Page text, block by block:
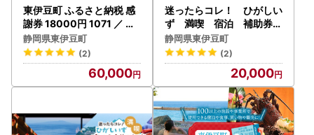
東伊豆町 ふるさと納税 感
謝券 18000円 1071 ／ 静
岡県 旅行 宿泊 食事 観光
チケット クーポン 補助 リ
フォーム ホテル 動物園 海
鮮 みかん 金目鯛 稲取 熱川
ギフト 土産
静岡県東伊豆町
(2)
60,000
迷ったらコレ！ ひがしい
ず 満喫 宿泊 補助券
（6千円分）B001／静岡
県 東伊豆町
静岡県東伊豆町
(2)
20,000